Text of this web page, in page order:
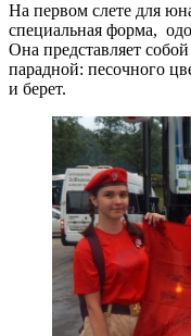
На первом слете для
специальная форма,
Она представляет
парадной: песочного
и берет.